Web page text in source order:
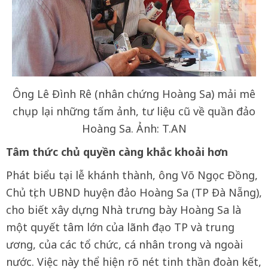
Ông Lê Đình Rê (nhân chứng Hoàng Sa) mải mê
chụp lại những tấm ảnh, tư liệu cũ về quần đảo
Hoàng Sa. Ảnh: T.AN
Tâm thức chủ quyền càng khắc khoải hơn
Phát biểu tại lễ khánh thành, ông Võ Ngọc Đồng,
Chủ tịch UBND huyện đảo Hoàng Sa (TP Đà Nẵng),
cho biết xây dựng Nhà trưng bày Hoàng Sa là
một quyết tâm lớn của lãnh đạo TP và trung
ương, của các tổ chức, cá nhân trong và ngoài
nước. Việc này thể hiện rõ nét tinh thần đoàn kết,